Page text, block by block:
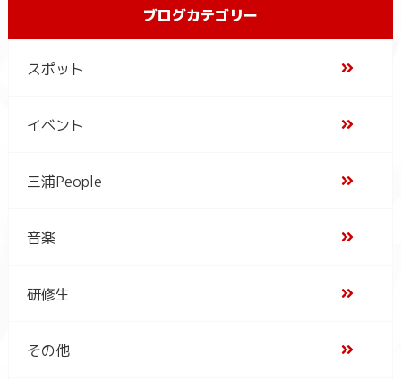
ブログカテゴリー
スポット
イベント
三浦People
音楽
研修生
その他